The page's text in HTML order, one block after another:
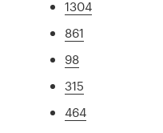
1304
861
98
315
464